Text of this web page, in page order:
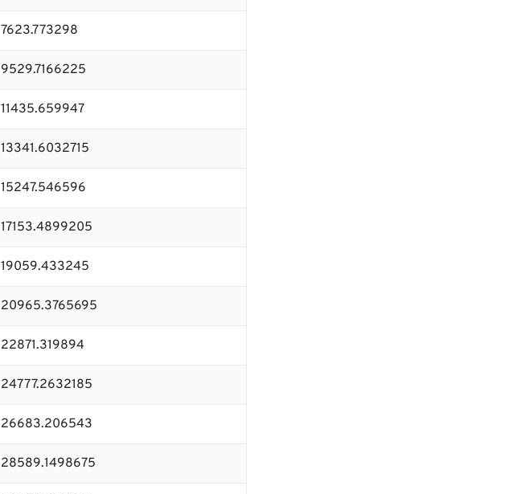
7623.773298
9529.7166225
11435.659947
13341.6032715
15247.546596
17153.4899205
19059.433245
20965.3765695
22871.319894
24777.2632185
26683.206543
28589.1498675